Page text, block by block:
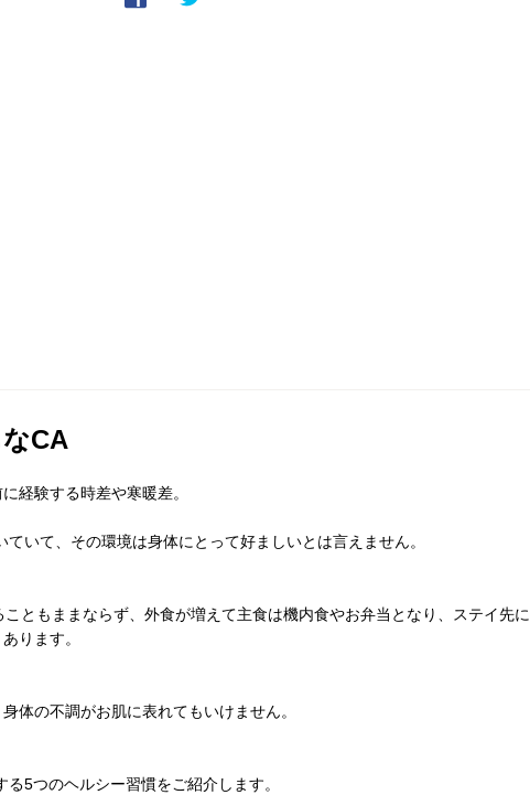
CA
経験する時差や寒暖差。
いて、その環境は身体にとって好ましいとは言えません。
ともままならず、外食が増えて主食は機内食やお弁当となり、ステイ先
ります。
体の不調がお肌に表れてもいけません。
5つのヘルシー習慣をご紹介します。